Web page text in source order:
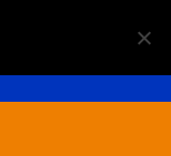
for: